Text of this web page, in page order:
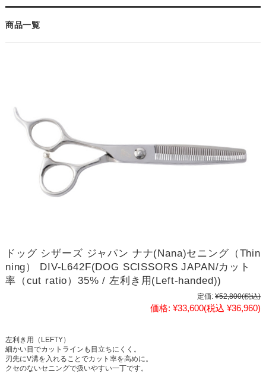
商品一覧
ドッグ シザーズ ジャパン ナナ(Nana)セニング（Thin
ning） DIV-L642F(DOG SCISSORS JAPAN/カット
率（cut ratio）35% / 左利き用(Left-handed))
定価: ¥52,800(税込)
価格: ¥33,600(税込 ¥36,960)
左利き用（LEFTY）
細かい目でカットラインも目立ちにくく。
刃先にV溝を入れることでカット率を高めに。
クセのないセニングで扱いやすい一丁です。